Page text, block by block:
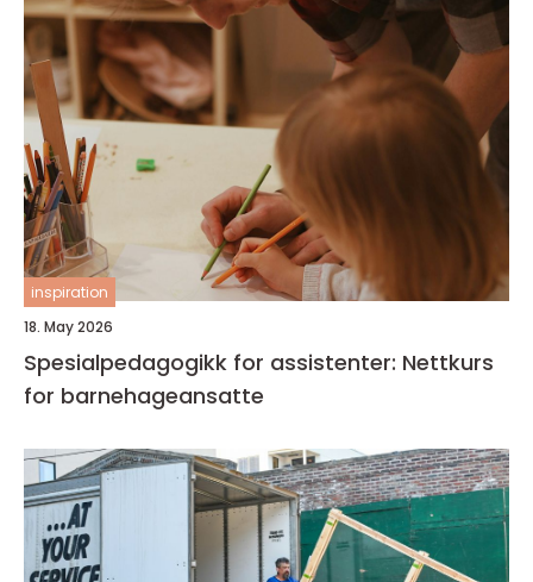
inspiration
18. May 2026
Spesialpedagogikk for assistenter: Nettkurs
for barnehageansatte